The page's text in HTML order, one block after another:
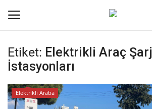
Oturum aç Kayıt ol
Ana Sayfa
Etiket: Elektrikli Araç Şarj
İstasyonları
Elektrikli Araba